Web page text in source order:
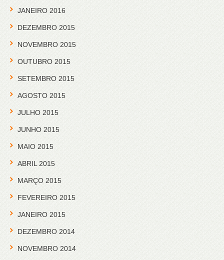
JANEIRO 2016
DEZEMBRO 2015
NOVEMBRO 2015
OUTUBRO 2015
SETEMBRO 2015
AGOSTO 2015
JULHO 2015
JUNHO 2015
MAIO 2015
ABRIL 2015
MARÇO 2015
FEVEREIRO 2015
JANEIRO 2015
DEZEMBRO 2014
NOVEMBRO 2014